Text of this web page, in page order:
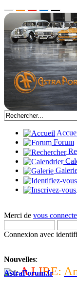
Forum
Merci de vous
Connexion avec
Nouvelles:
A LIRE: A
AstraForum.fr